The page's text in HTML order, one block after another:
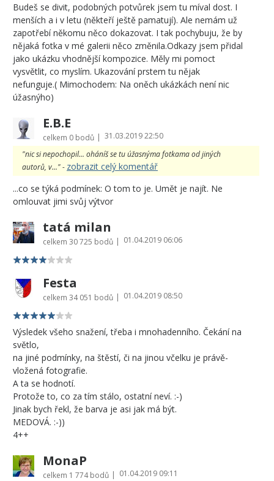
Budeš se divit, podobných potvůrek jsem tu míval dost. I
menších a i v letu (někteří ještě pamatují). Ale nemám už
zapotřebí někomu něco dokazovat. I tak pochybuju, že by
nějaká fotka v mé galerii něco změnila.Odkazy jsem přidal
jako ukázku vhodnější kompozice. Měly mi pomoct
vysvětlit, co myslím. Ukazování prstem tu nějak
nefunguje.( Mimochodem: Na oněch ukázkách není nic
úžasnýho)
E.B.E
celkem 0 bodů | 31.03.2019 22:50
"nic si nepochopil... oháníš se tu úžasnýma fotkama od jiných
autorů, v..." - zobrazit celý komentář
...co se týká podmínek: O tom to je. Umět je najít. Ne
omlouvat jimi svůj výtvor
tatá milan
celkem 30 725 bodů | 01.04.2019 06:06
Festa
celkem 34 051 bodů | 01.04.2019 08:50
Výsledek všeho snažení, třeba i mnohadenního. Čekání na
světlo,
na jiné podmínky, na štěstí, či na jinou včelku je právě-
vložená fotografie.
A ta se hodnotí.
Protože to, co za tím stálo, ostatní neví. :-)
Jinak bych řekl, že barva je asi jak má být.
MEDOVÁ. :-))
4++
MonaP
celkem 1 774 bodů | 01.04.2019 09:11